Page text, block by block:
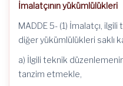
İmalatçının yükümlülükleri
MADDE 5- (1) İmalatçı,
diğer yükümlülükleri saklı
a) İlgili teknik
tanzim etmekle,